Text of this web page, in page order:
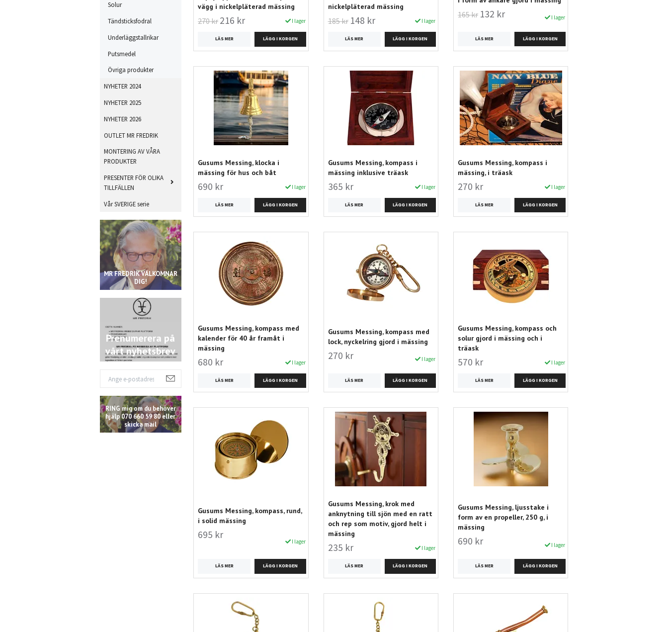
Solur
Tändsticksfodral
Underläggstallrikar
Putsmedel
Övriga produkter
NYHETER 2024
NYHETER 2025
NYHETER 2026
OUTLET MR FREDRIK
MONTERING AV VÅRA
PRODUKTER
PRESENTER FÖR OLIKA
TILLFÄLLEN
Vår SVERIGE serie
MR FREDRIK VÄLKOMNAR
DIG!
Prenumerera på
vårt nyhetsbrev
RING mig om du behöver
hjälp 070 660 59 80 eller
skicka mail
vägg i nickelpläterad mässing
270 kr 216 kr I lager
LÄS MER
nickelpläterad mässing
185 kr 148 kr I lager
LÄS MER
165 kr 132 kr I lager
LÄS MER
Gusums Messing, klocka i
mässing för hus och båt
690 kr I lager
LÄS MER
Gusums Messing, kompass i
mässing inklusive träask
365 kr I lager
LÄS MER
Gusums Messing, kompass i
mässing, i träask
270 kr I lager
LÄS MER
Gusums Messing, kompass med
kalender för 40 år framåt i
mässing
680 kr I lager
LÄS MER
Gusums Messing, kompass med
lock, nyckelring gjord i mässing
270 kr I lager
LÄS MER
Gusums Messing, kompass och
solur gjord i mässing och i
träask
570 kr I lager
LÄS MER
Gusums Messing, kompass, rund,
i solid mässing
695 kr
I lager
LÄS MER
Gusums Messing, krok med
anknytning till sjön med en ratt
och rep som motiv, gjord helt i
mässing
235 kr I lager
LÄS MER
Gusums Messing, ljusstake i
form av en propeller, 250 g, i
mässing
690 kr I lager
LÄS MER